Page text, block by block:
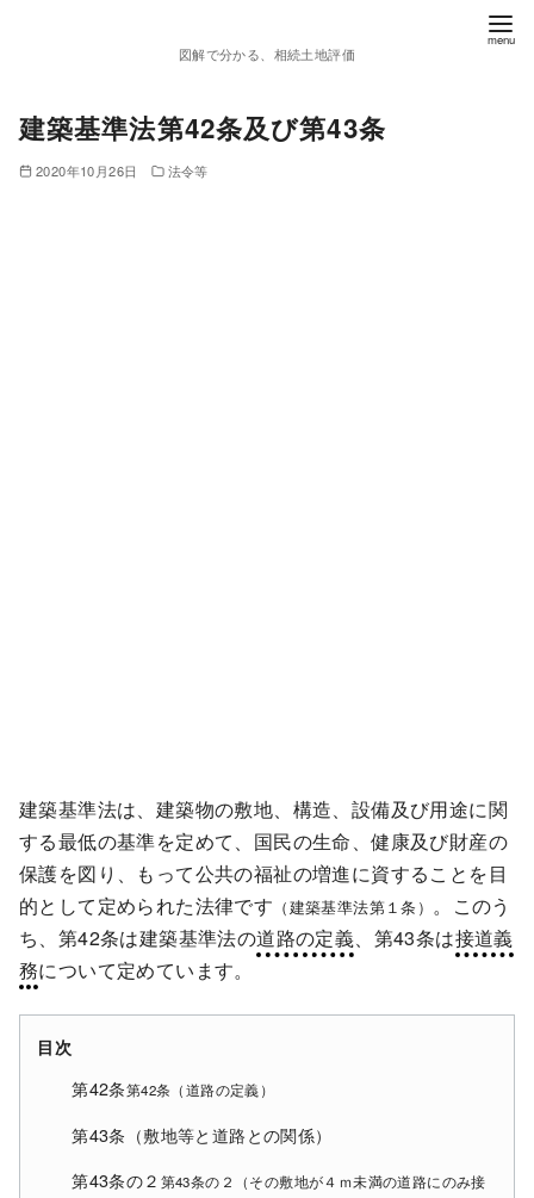
図解で分かる、相続土地評価
建築基準法第42条及び第43条
2020年10月26日 法令等
建築基準法は、建築物の敷地、構造、設備及び用途に関
する最低の基準を定めて、国民の生命、健康及び財産の
保護を図り、もって公共の福祉の増進に資することを目
的として定められた法律です （建築基準法第１条） 。このう
ち、第42条は建築基準法の道路の定義、第43条は接道義
務について定めています。
目次
第42条第42条（道路の定義）
第43条（敷地等と道路との関係）
第43条の２ 第43条の２（その敷地が４ｍ未満の道路にのみ接